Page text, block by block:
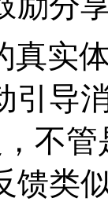
真实
引导
不
馈类